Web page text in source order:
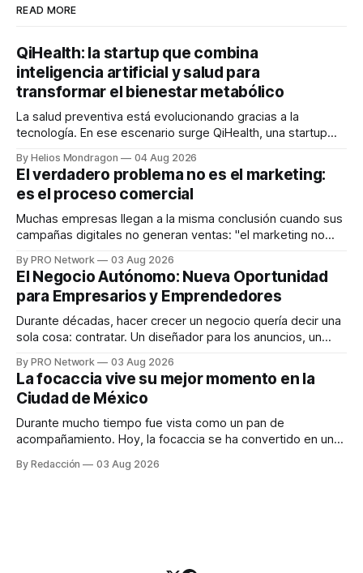
READ MORE
QiHealth: la startup que combina
inteligencia artificial y salud para
transformar el bienestar metabólico
La salud preventiva está evolucionando gracias a la
tecnología. En ese escenario surge QiHealth, una startup
dispositivos inteligentes, inteligencia artificial y monitoreo
en tiempo real para ayudar a las personas a tomar mejores
decisiones sobre su salud metabólica. Su propuesta busca
responder
By Helios Mondragon 04 Aug 2026
El verdadero problema no es el marketing:
es el proceso comercial
Muchas empresas llegan a la misma conclusión cuando sus
campañas digitales no generan ventas: "el marketing no
INTERIUS, el problema suele estar en otro lugar. Durante
una entrevista para el podcast SER PRO, el especialista en
marketing digital explicó que
By PRO Network 03 Aug 2026
El Negocio Autónomo: Nueva Oportunidad
para Empresarios y Emprendedores
Durante décadas, hacer crecer un negocio quería decir una
sola cosa: contratar. Un diseñador para los anuncios, un
para los textos, alguien que supiera de publicidad digital
para encontrar prospectos, un vendedor para atender
llamadas y mensajes, y —con suerte— una persona
By PRO Network 03 Aug 2026
La focaccia vive su mejor momento en la
Ciudad de México
Durante mucho tiempo fue vista como un pan de
acompañamiento. Hoy, la focaccia se ha convertido en uno
artesanal, ingredientes de calidad y experiencias que
By Redacción 03 Aug 2026